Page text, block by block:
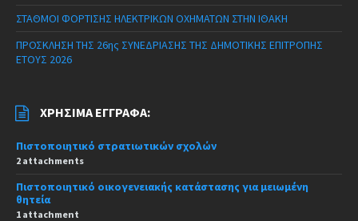
ΣΤΑΘΜΟΙ ΦΟΡΤΙΣΗΣ ΗΛΕΚΤΡΙΚΩΝ ΟΧΗΜΑΤΩΝ ΣΤΗΝ ΙΘΑΚΗ
ΠΡΟΣΚΛΗΣΗ ΤΗΣ 26ης ΣΥΝΕΔΡΙΑΣΗΣ ΤΗΣ ΔΗΜΟΤΙΚΗΣ ΕΠΙΤΡΟΠΗΣ
ΕΤΟΥΣ 2026
ΧΡΉΣΙΜΑ ΈΓΓΡΑΦΑ:
Πιστοποιητικό στρατιωτικών σχολών
2 attachments
Πιστοποιητικό οικογενειακής κατάστασης για μειωμένη
θητεία
1 attachment